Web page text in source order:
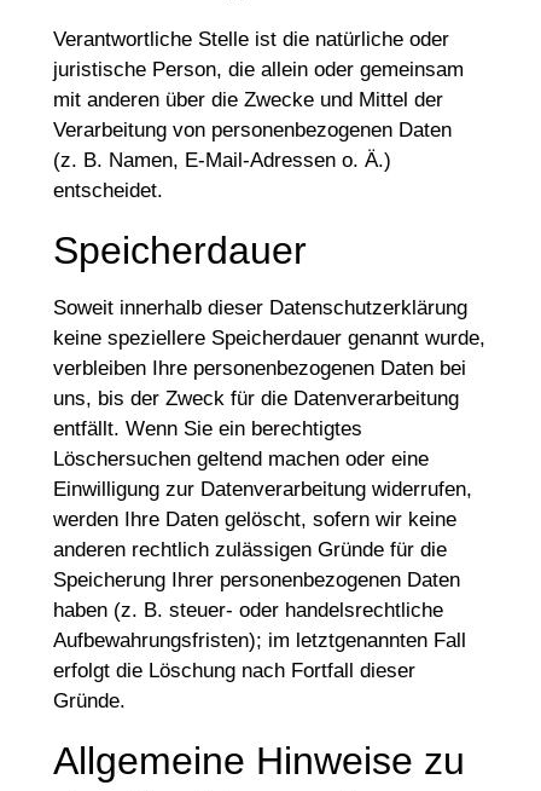
Verantwortliche Stelle ist die natürliche oder
juristische Person, die allein oder gemeinsam
mit anderen über die Zwecke und Mittel der
Verarbeitung von personenbezogenen Daten
(z. B. Namen, E-Mail-Adressen o. Ä.)
entscheidet.
Speicherdauer
Soweit innerhalb dieser Datenschutzerklärung
keine speziellere Speicherdauer genannt wurde,
verbleiben Ihre personenbezogenen Daten bei
uns, bis der Zweck für die Datenverarbeitung
entfällt. Wenn Sie ein berechtigtes
Löschersuchen geltend machen oder eine
Einwilligung zur Datenverarbeitung widerrufen,
werden Ihre Daten gelöscht, sofern wir keine
anderen rechtlich zulässigen Gründe für die
Speicherung Ihrer personenbezogenen Daten
haben (z. B. steuer- oder handelsrechtliche
Aufbewahrungsfristen); im letztgenannten Fall
erfolgt die Löschung nach Fortfall dieser
Gründe.
Allgemeine Hinweise zu